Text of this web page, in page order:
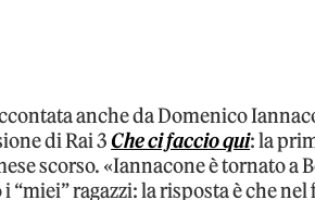
anche da Domenico
di Rai 3 Che ci faccio qui: la
scorso. «Iannacone è tornato a
“miei” ragazzi: la risposta è che